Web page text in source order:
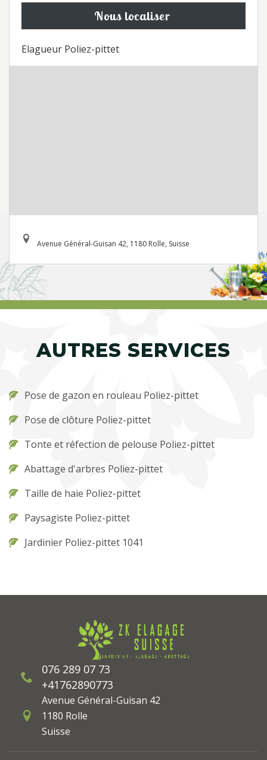
Nous localiser
Elagueur Poliez-pittet
Avenue Général-Guisan 42, 1180 Rolle, Suisse
AUTRES SERVICES
Pose de gazon en rouleau Poliez-pittet
Pose de clôture Poliez-pittet
Tonte et réfection de pelouse Poliez-pittet
Abattage d'arbres Poliez-pittet
Taille de haie Poliez-pittet
Paysagiste Poliez-pittet
Jardinier Poliez-pittet 1041
076 289 07 73
+41762890773
Avenue Général-Guisan 42
1180 Rolle
Suisse